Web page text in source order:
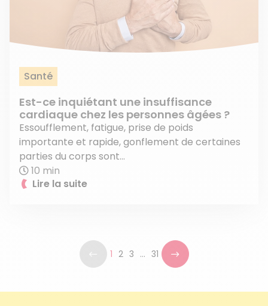
Santé
Est-ce inquiétant une insuffisance
cardiaque chez les personnes âgées ?
Essoufflement, fatigue, prise de poids
importante et rapide, gonflement de certaines
parties du corps sont...
10 min
Lire la suite
1 2 3 ... 31